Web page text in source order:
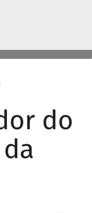
do